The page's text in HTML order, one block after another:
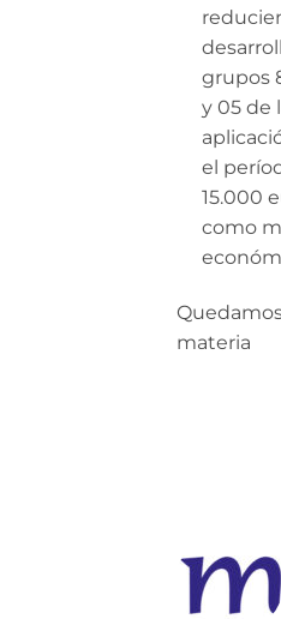
grupos
y 05 de
el
15.000
como
materia